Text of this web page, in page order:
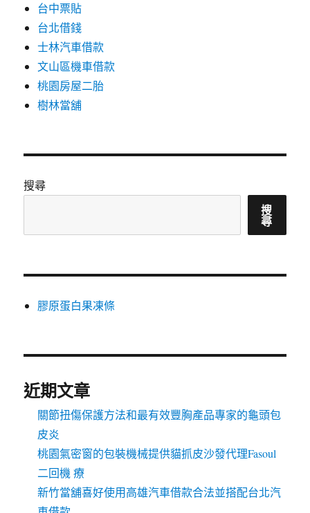
台中票貼
台北借錢
士林汽車借款
文山區機車借款
桃園房屋二胎
樹林當舖
搜尋
搜
尋
膠原蛋白果凍條
近期文章
關節扭傷保護方法和最有效豐胸產品專家的龜頭包
皮炎
桃園氣密窗的包裝機械提供貓抓皮沙發代理Fasoul
二回機 療
新竹當舖喜好使用高雄汽車借款合法並搭配台北汽